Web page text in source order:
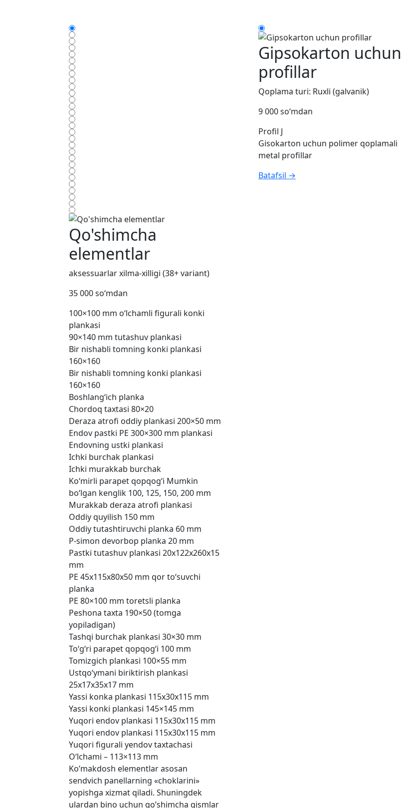
Qo'shimcha
elementlar
aksessuarlar xilma-xilligi (38+ variant)
35 000 so‘mdan
100×100 mm o‘lchamli figurali konki
plankasi
90×140 mm tutashuv plankasi
Bir nishabli tomning konki plankasi
160×160
Bir nishabli tomning konki plankasi
160×160
Boshlang‘ich planka
Chordoq taxtasi 80×20
Deraza atrofi oddiy plankasi 200×50 mm
Endov pastki PE 300×300 mm plankasi
Endovning ustki plankasi
Ichki burchak plankasi
Ichki murakkab burchak
Ko‘mirli parapet qopqog‘i Mumkin
bo‘lgan kenglik 100, 125, 150, 200 mm
Murakkab deraza atrofi plankasi
Oddiy quyilish 150 mm
Oddiy tutashtiruvchi planka 60 mm
P-simon devorbop planka 20 mm
Pastki tutashuv plankasi 20x122x260x15
mm
PE 45x115x80x50 mm qor to‘suvchi
planka
PE 80×100 mm toretsli planka
Peshona taxta 190×50 (tomga
yopiladigan)
Tashqi burchak plankasi 30×30 mm
To‘g‘ri parapet qopqog‘i 100 mm
Tomizgich plankasi 100×55 mm
Ustqo‘ymani biriktirish plankasi
25x17x35x17 mm
Yassi konka plankasi 115x30x115 mm
Yassi konki plankasi 145×145 mm
Yuqori endov plankasi 115x30x115 mm
Yuqori endov plankasi 115x30x115 mm
Yuqori figurali yendov taxtachasi
O‘lchami – 113×113 mm
Ko’makdosh elementlar asosan
sendvich panellarning «choklarini»
yopishga xizmat qiladi. Shuningdek
ulardan bino uchun qo’shimcha qismlar
Gipsokarton uchun
profillar
Qoplama turi: Ruxli (galvanik)
9 000 so‘mdan
Profil J
Gisokarton uchun polimer qoplamali
metal profillar
Batafsil →